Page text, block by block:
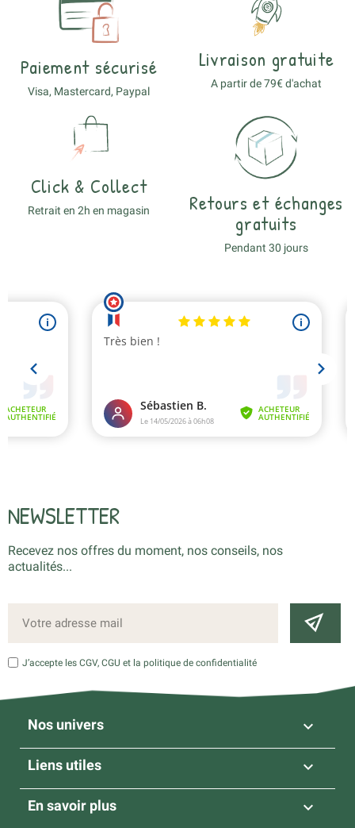
Paiement sécurisé
Visa, Mastercard, Paypal
Livraison gratuite
A partir de 79€ d'achat
Click & Collect
Retrait en 2h en magasin
Retours et échanges
gratuits
Pendant 30 jours
NEWSLETTER
Recevez nos offres du moment, nos conseils, nos
actualités...
J’accepte les CGV, CGU et la politique de confidentialité
Nos univers 
Liens utiles 
En savoir plus 